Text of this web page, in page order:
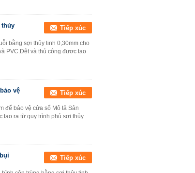
thủy
Tiếp xúc
bằng sợi thủy tinh 0,30mm cho
PVC.Dệt và thủ công được tạo
vệ
Tiếp xúc
để bảo vệ cửa sổ Mô tả Sản
tạo ra từ quy trình phủ sợi thủy
Tiếp xúc